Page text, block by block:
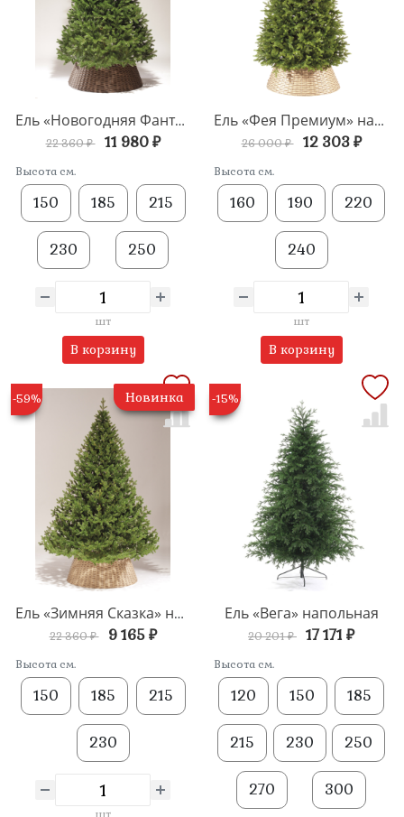
Ель «Новогодняя Фантазия» напольная
22 360 ₽ 11 980 ₽
Высота см.
150 185 215
230 250
шт
В корзину
Ель «Фея Премиум» напольная
26 000 ₽ 12 303 ₽
Высота см.
160 190 220
240
шт
В корзину
-59% Новинка
Ель «Зимняя Сказка» напольная
22 360 ₽ 9 165 ₽
Высота см.
150 185 215
230
-15%
Ель «Вега» напольная
20 201 ₽ 17 171 ₽
Высота см.
120 150 185
215 230 250
270 300